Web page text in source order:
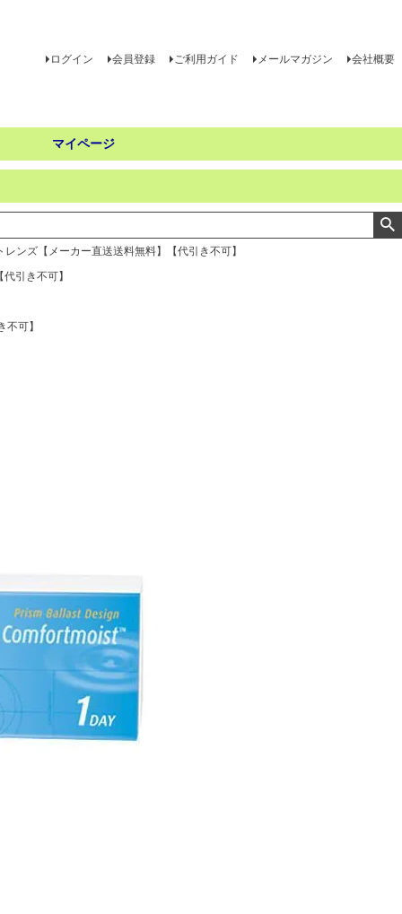
ログイン 会員登録 ご利用ガイド メールマガジン 会社概要
マイページ
ンズ【メーカー直送送料無料】【代引き不可】
引き不可】
可】